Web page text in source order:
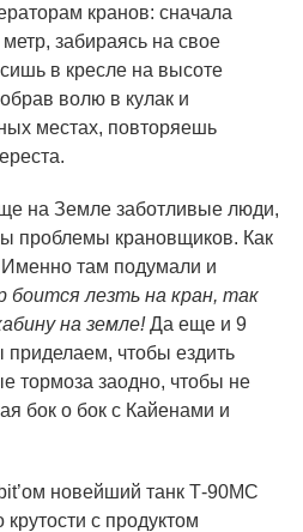
кранов: сначала
забираясь на свое
в кресле на высоте
волю в кулак и
местах, повторяешь
на Земле заботливые люди,
проблемы крановщиков. Как
там подумали и
боится лезть на кран, так
на земле!Да еще и 9
приделаем, чтобы ездить
тормоза заодно, чтобы не
бок о бок с Кайенами и
новейший танк Т-90МС
с продуктом